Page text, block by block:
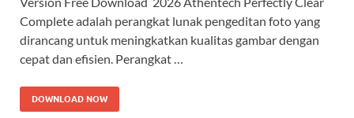
Complete adalah perangkat lunak pengeditan foto yang
dirancang untuk meningkatkan kualitas gambar dengan
cepat dan efisien. Perangkat …
DOWNLOAD NOW